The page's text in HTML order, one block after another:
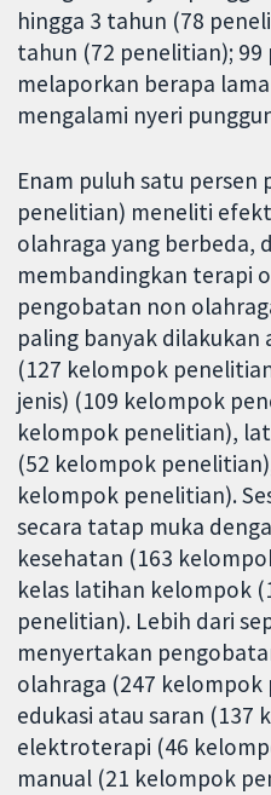
hingga 3 tahun (78
tahun (72 penelitian);
melaporkan berapa
mengalami nyeri
Enam puluh satu persen
penelitian) meneliti
olahraga yang berbeda,
membandingkan terapi
pengobatan non
paling banyak
(127 kelompok
jenis) (109 kelompok
kelompok penelitian),
(52 kelompok
kelompok penelitian).
secara tatap muka
kesehatan (163
kelas latihan kelompok
penelitian). Lebih dari
menyertakan
olahraga (247
edukasi atau saran (137
elektroterapi (46
manual (21 kelompok